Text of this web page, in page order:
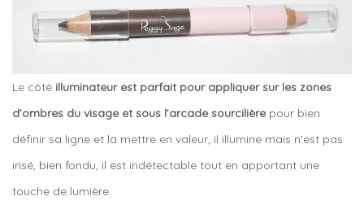
Le côté illuminateur est parfait pour appliquer sur les zones
d’ombres du visage et sous l’arcade sourcilière pour bien
définir sa ligne et la mettre en valeur, il illumine mais n’est pas
irisé, bien fondu, il est indétectable tout en apportant une
touche de lumière.